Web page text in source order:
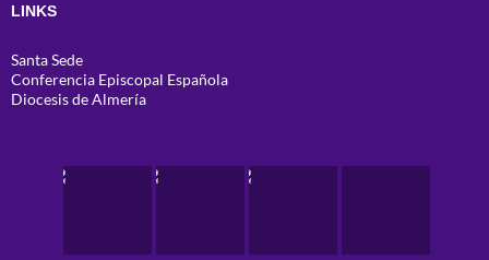
LINKS
Santa Sede
Conferencia Episcopal Española
Diocesis de Almería